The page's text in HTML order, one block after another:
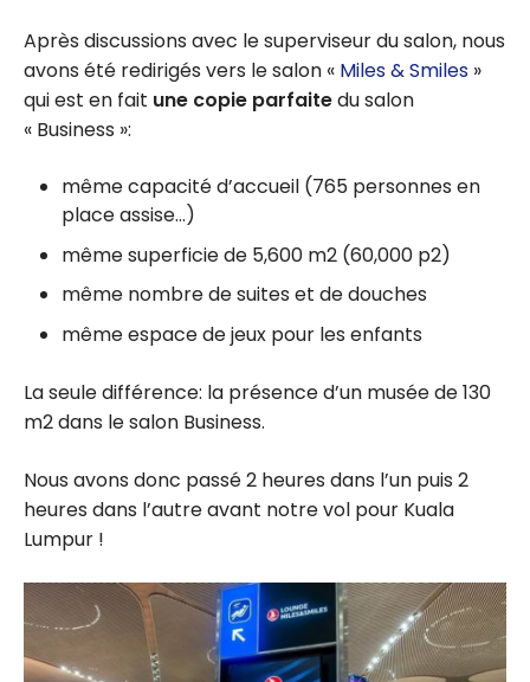
Après discussions avec le superviseur du salon, nous
avons été redirigés vers le salon « Miles & Smiles »
qui est en fait une copie parfaitedu salon
« Business »:
même capacité d’accueil (765 personnes en
place assise…)
même superficie de 5,600 m2 (60,000 p2)
même nombre de suites et de douches
même espace de jeux pour les enfants
La seule différence: la présence d’un musée de 130
m2 dans le salon Business.
Nous avons donc passé 2 heures dans l’un puis 2
heures dans l’autre avant notre vol pour Kuala
Lumpur !